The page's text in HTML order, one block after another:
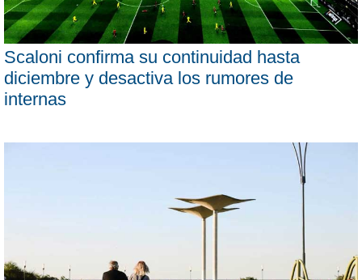
Scaloni confirma su continuidad hasta
diciembre y desactiva los rumores de
internas